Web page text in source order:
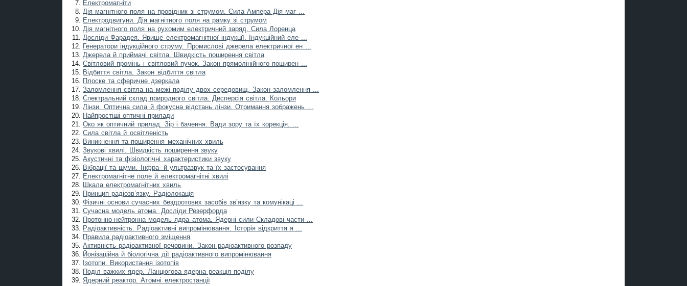
Електромагніти
Дія магнітного поля на провідник зі струмом. Сила Ампера Дія маг ...
Електродвигуни. Дія магнітного поля на рамку зі струмом
Дія магнітного поля на рухомим електричний заряд. Сила Лоренца
Досліди Фарадея. Явище електромагнітної індукції. Індукційний еле ...
Генератори індукційного струму. Промислові джерела електричної ен ...
Джерела й приймачі світла. Швидкість поширення світла
Світловий промінь і світловий пучок. Закон прямолінійного поширен ...
Відбиття світла. Закон відбиття світла
Плоске та сферичне дзеркала
Заломлення світла на межі поділу двох середовищ. Закон заломлення ...
Спектральний склад природного світла. Дисперсія світла. Кольори
Лінзи. Оптична сила й фокусна відстань лінзи. Отримання зображень ...
Найпростіші оптичні прилади
Око як оптичний прилад. Зір і бачення. Вади зору та їх корекція. ...
Сила світла й освітленість
Виникнення та поширення механічних хвиль
Звукові хвилі. Швидкість поширення звуку
Акустичні та фізіологічні характеристики звуку
Вібрації та шуми. Інфра- й ультразвук та їх застосування
Електромагнітне поле й електромагнітні хвилі
Шкала електромагнітних хвиль
Принцип радіозв’язку. Радіолокація
Фізичні основи сучасних бездротових засобів зв’язку та комунікаці ...
Сучасна модель атома. Досліди Резерфорда
Протонно-нейтронна модель ядра атома. Ядерні сили Складові части ...
Радіоактивність. Радіоактивні випромінювання. Історія відкриття я ...
Правила радіоактивного зміщення
Активність радіоактивної речовини. Закон радіоактивного розпаду
Йонізаційна й біологічна дії радіоактивного випромінювання
Ізотопи. Використання ізотопів
Поділ важких ядер. Ланцюгова ядерна реакція поділу
Ядерний реактор. Атомні електростанції